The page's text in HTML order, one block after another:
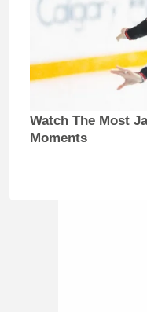
Watch The Most
Moments